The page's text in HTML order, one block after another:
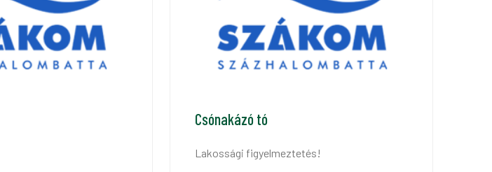
Csónakázó tó
Lakossági figyelmeztetés!